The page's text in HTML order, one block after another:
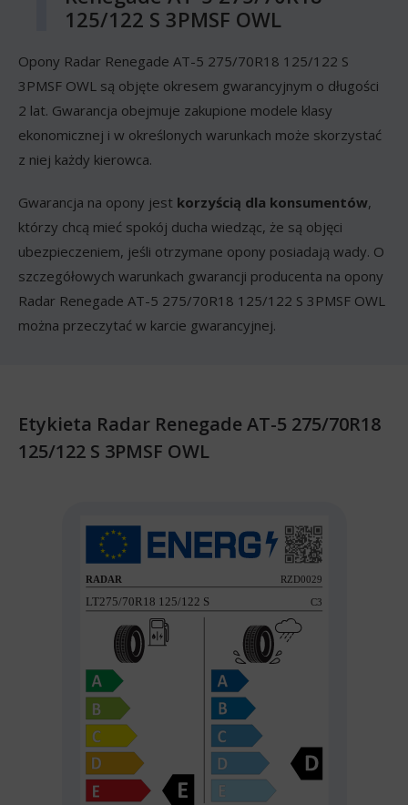
125/122 S 3PMSF OWL
Opony Radar Renegade AT-5 275/70R18 125/122 S
3PMSF OWL są objęte okresem gwarancyjnym o długości
2 lat. Gwarancja obejmuje zakupione modele klasy
ekonomicznej i w określonych warunkach może skorzystać
z niej każdy kierowca.
Gwarancja na opony jest korzyścią dla konsumentów,
którzy chcą mieć spokój ducha wiedząc, że są objęci
ubezpieczeniem, jeśli otrzymane opony posiadają wady. O
szczegółowych warunkach gwarancji producenta na opony
Radar Renegade AT-5 275/70R18 125/122 S 3PMSF OWL
można przeczytać w karcie gwarancyjnej.
Etykieta Radar Renegade AT-5 275/70R18
125/122 S 3PMSF OWL